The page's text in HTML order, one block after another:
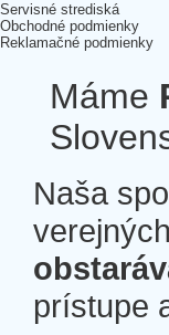
Servisné strediská
Obchodné podmienky
Reklamačné podmienky
Máme
Naša
prístupe